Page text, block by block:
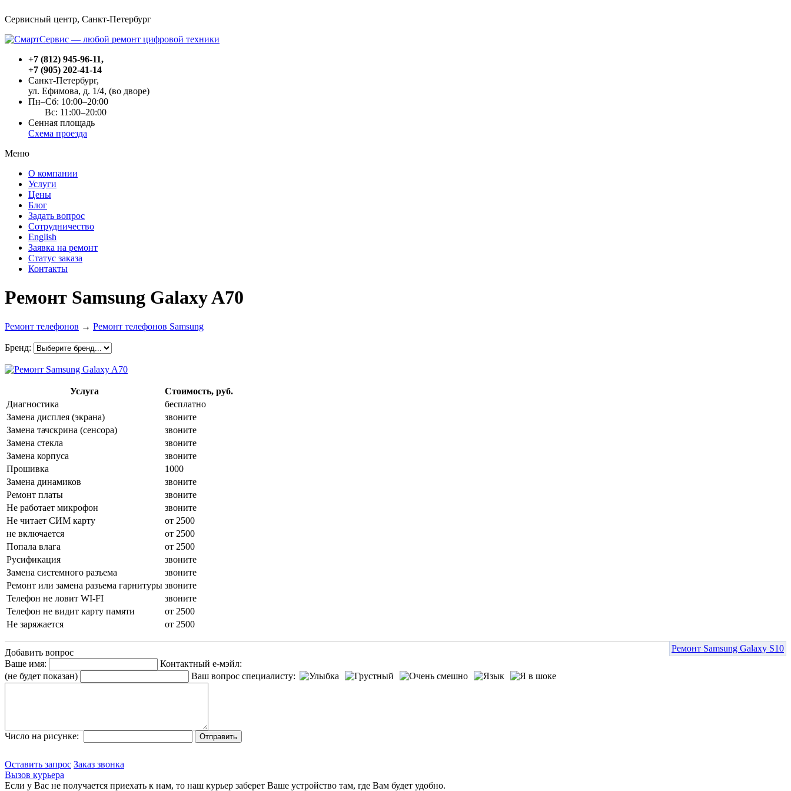
Сервисный центр, Cанкт-Петербург
+7 (812) 945-96-11,
+7 (905) 202-41-14
Санкт-Петербург,
ул. Ефимова, д. 1/4, (во дворе)
Пн–Сб: 10:00–20:00
Вс: 11:00–20:00
Сенная площадь
Схема проезда
Меню
О компании
Услуги
Цены
Блог
Задать вопрос
Сотрудничество
English
Заявка на ремонт
Статус заказа
Контакты
Ремонт Samsung Galaxy A70
Ремонт телефонов → Ремонт телефонов Samsung
Бренд:
Услуга
Стоимость, руб.
Диагностика
бесплатно
Замена дисплея (экрана)
звоните
Замена тачскрина (сенсора)
звоните
Замена стекла
звоните
Замена корпуса
звоните
Прошивка
1000
Замена динамиков
звоните
Ремонт платы
звоните
Не работает микрофон
звоните
Не читает СИМ карту
от 2500
не включается
от 2500
Попала влага
от 2500
Русификация
звоните
Замена системного разъема
звоните
Ремонт или замена разъема гарнитуры звоните
Телефон не ловит WI-FI
звоните
Телефон не видит карту памяти
от 2500
Не заряжается
от 2500
Ремонт Samsung Galaxy S10
Добавить вопрос
Ваше имя:
Контактный е-мэйл:
(не будет показан)
Ваш вопрос специалисту:
Число на рисунке:
Оставить запрос Заказ звонка
Вызов курьера
Если у Вас не получается приехать к нам, то наш курьер заберет Ваше устройство там, где Вам будет удобно.